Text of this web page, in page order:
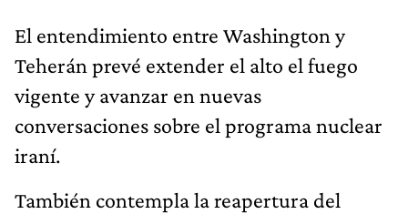
El entendimiento entre Washington y
Teherán prevé extender el alto el fuego
vigente y avanzar en nuevas
conversaciones sobre el programa nuclear
iraní.
También contempla la reapertura del